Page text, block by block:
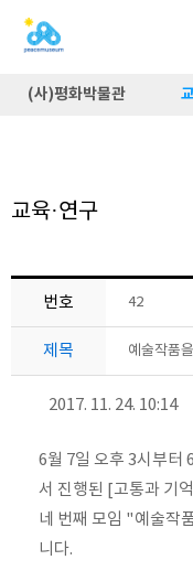
(사)평화박물관
교육·연구
번호 42
제목 예술작품
2017. 11. 24. 10:14
6월 7일 오후 3시부터
서 진행된 [고통과 기
네 번째 모임 "예술작
니다.